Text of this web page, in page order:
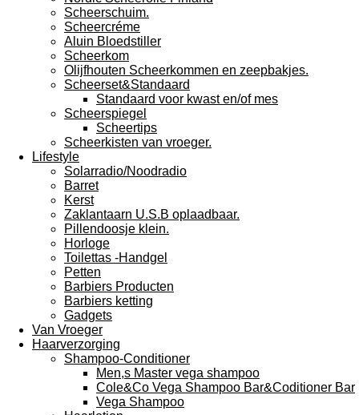
Scheerschuim.
Scheercréme
Aluin Bloedstiller
Scheerkom
Olijfhouten Scheerkommen en zeepbakjes.
Scheerset&Standaard
Standaard voor kwast en/of mes
Scheerspiegel
Scheertips
Scheerkisten van vroeger.
Lifestyle
Solarradio/Noodradio
Barret
Kerst
Zaklantaarn U.S.B oplaadbaar.
Pillendoosje klein.
Horloge
Toilettas -Handgel
Petten
Barbiers Producten
Barbiers ketting
Gadgets
Van Vroeger
Haarverzorging
Shampoo-Conditioner
Men,s Master vega shampoo
Cole&Co Vega Shampoo Bar&Coditioner Bar
Vega Shampoo